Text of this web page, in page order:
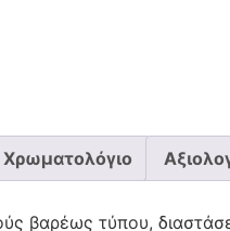
Χρωματολόγιο
βαρέως τύπου,